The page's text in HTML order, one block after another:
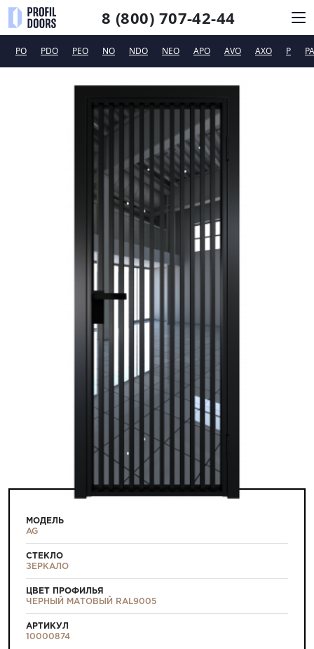
8 (800) 707-42-44
СИСТЕМЫ ОТКРЫВАНИЯ
ФУРНИТУРА
ДИЗАЙНЕРАМ
ТЕХПОДДЕРЖКА
КОНТАКТЫ
Новинки
PO PDO PEO NO NDO NEO APO AVO AXO P PA
МОДЕЛЬ
AG
СТЕКЛО
ЗЕРКАЛО
ЦВЕТ ПРОФИЛЬЯ
ЧЕРНЫЙ МАТОВЫЙ RAL9005
АРТИКУЛ
10000874